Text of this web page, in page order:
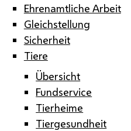
Ehrenamtliche Arbeit
Gleichstellung
Sicherheit
Tiere
Übersicht
Fundservice
Tierheime
Tiergesundheit